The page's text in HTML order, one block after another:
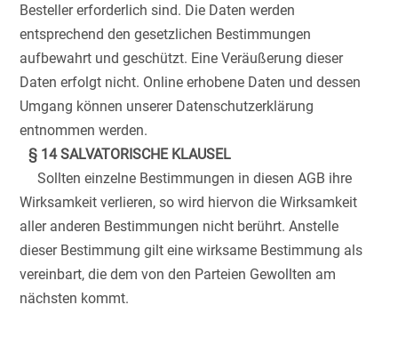
Besteller erforderlich sind. Die Daten werden
entsprechend den gesetzlichen Bestimmungen
aufbewahrt und geschützt. Eine Veräußerung dieser
Daten erfolgt nicht. Online erhobene Daten und dessen
Umgang können unserer Datenschutzerklärung
entnommen werden.
§ 14 SALVATORISCHE KLAUSEL
Sollten einzelne Bestimmungen in diesen AGB ihre
Wirksamkeit verlieren, so wird hiervon die Wirksamkeit
aller anderen Bestimmungen nicht berührt. Anstelle
dieser Bestimmung gilt eine wirksame Bestimmung als
vereinbart, die dem von den Parteien Gewollten am
nächsten kommt.